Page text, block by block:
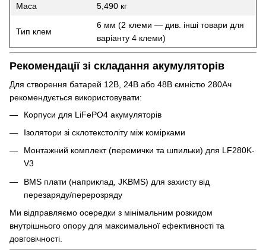
Маса
5,490 кг
Тип клем
6 мм (2 клеми — див. інші товари для
варіанту 4 клеми)
Рекомендації зі складання акумуляторів
Для створення батарей 12В, 24В або 48В ємністю 280Ач
рекомендується використовувати:
Корпуси для LiFePO4 акумуляторів
Ізолятори зі склотекстоліту між комірками
Монтажний комплект (перемички та шпильки) для LF280K-
V3
BMS плати (наприклад, JKBMS) для захисту від
перезаряду/перерозряду
Ми відправляємо осередки з мінімальним розкидом
внутрішнього опору для максимальної ефективності та
довговічності.